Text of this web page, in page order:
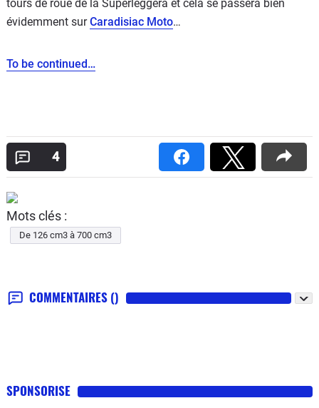
tours de roue de la Superleggera et cela se passera bien
évidemment surCaradisiac Moto…
To be continued…
4
Mots clés :
De 126 cm3 à 700 cm3
COMMENTAIRES ()
SPONSORISE